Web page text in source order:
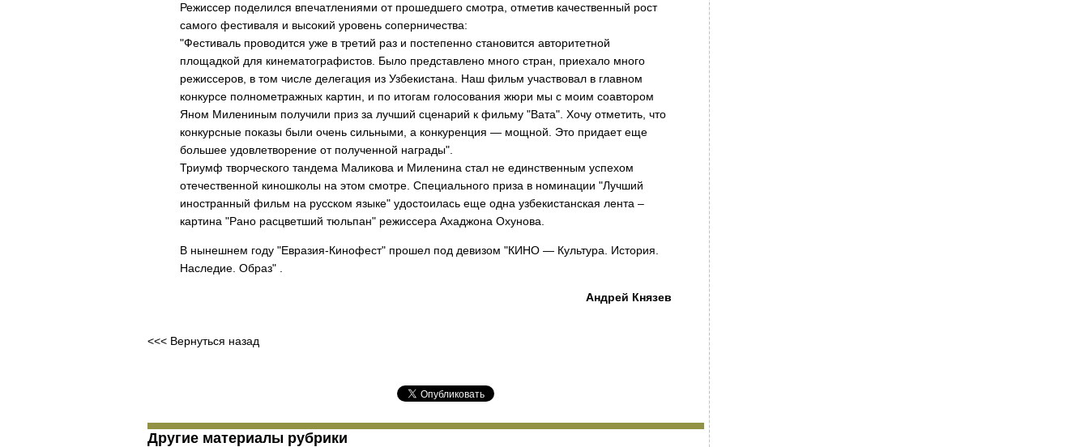
Режиссер поделился впечатлениями от прошедшего смотра, отметив качественный рост
самого фестиваля и высокий уровень соперничества:
"Фестиваль проводится уже в третий раз и постепенно становится авторитетной
площадкой для кинематографистов. Было представлено много стран, приехало много
режиссеров, в том числе делегация из Узбекистана. Наш фильм участвовал в главном
конкурсе полнометражных картин, и по итогам голосования жюри мы с моим соавтором
Яном Милениным получили приз за лучший сценарий к фильму "Вата". Хочу отметить, что
конкурсные показы были очень сильными, а конкуренция — мощной. Это придает еще
большее удовлетворение от полученной награды".
Триумф творческого тандема Маликова и Миленина стал не единственным успехом
отечественной киношколы на этом смотре. Специального приза в номинации "Лучший
иностранный фильм на русском языке" удостоилась еще одна узбекистанская лента –
картина "Рано расцветший тюльпан" режиссера Ахаджона Охунова.
В нынешнем году "Евразия-Кинофест" прошел под девизом "КИНО — Культура. История.
Наследие. Образ" .
Андрей Князев
<<< Вернуться назад
Другие материалы рубрики